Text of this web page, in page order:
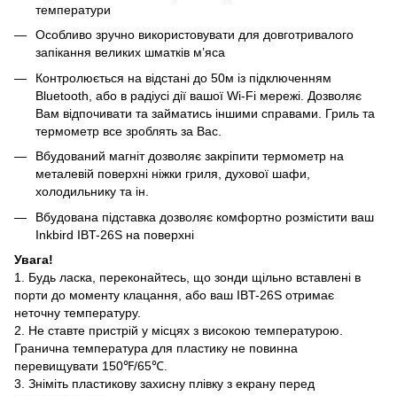
температури
Особливо зручно використовувати для довготривалого
запікання великих шматків м’яса
Контролюється на відстані до 50м із підключенням
Bluetooth, або в радіусі дії вашої Wi-Fi мережі. Дозволяє
Вам відпочивати та займатись іншими справами. Гриль та
термометр все зроблять за Вас.
Вбудований магніт дозволяє закріпити термометр на
металевій поверхні ніжки гриля, духової шафи,
холодильнику та ін.
Вбудована підставка дозволяє комфортно розмістити ваш
Inkbird IBT-26S на поверхні
Увага!
1. Будь ласка, переконайтесь, що зонди щільно вставлені в
порти до моменту клацання, або ваш IBT-26S отримає
неточну температуру.
2. Не ставте пристрій у місцях з високою температурою.
Гранична температура для пластику не повинна
перевищувати 150℉/65℃.
3. Зніміть пластикову захисну плівку з екрану перед